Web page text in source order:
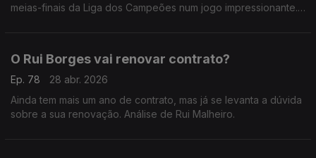
meias-finais da Liga dos Campeões num jogo impressionante.
O Rui Borges vai renovar contrato?
Ep. 78
28 abr. 2026
Ainda tem mais um ano de contrato, mas já se levanta a dúvida
sobre a sua renovação. Análise de Rui Malheiro.